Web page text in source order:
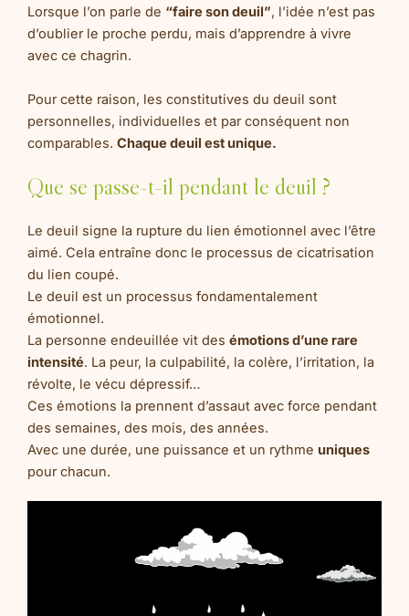
Lorsque l’on parle de “faire son deuil”, l’idée n’est pas
d’oublier le proche perdu, mais d’apprendre à vivre
avec ce chagrin.
Pour cette raison, les constitutives du deuil sont
personnelles, individuelles et par conséquent non
comparables. Chaque deuil est unique.
Que se passe-t-il pendant le deuil ?
Le deuil signe la rupture du lien émotionnel avec l’être
aimé. Cela entraîne donc le processus de cicatrisation
du lien coupé.
Le deuil est un processus fondamentalement
émotionnel.
La personne endeuillée vit des émotionsd’une rare
intensité. La peur, la culpabilité, la colère, l’irritation, la
révolte, le vécu dépressif…
Ces émotions la prennent d’assaut avec force pendant
des semaines, des mois, des années.
Avec une durée, une puissance et un rythme uniques
pour chacun.